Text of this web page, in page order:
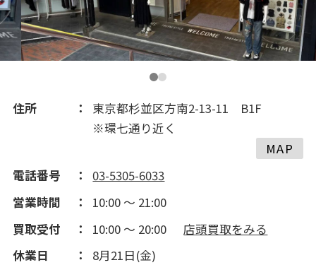
住所
東京都杉並区方南2-13-11 B1F
※環七通り近く
MAP
電話番号
03-5305-6033
営業時間
10:00 ～ 21:00
買取受付
10:00 ～ 20:00
店頭買取をみる
休業日
8月21日(金)